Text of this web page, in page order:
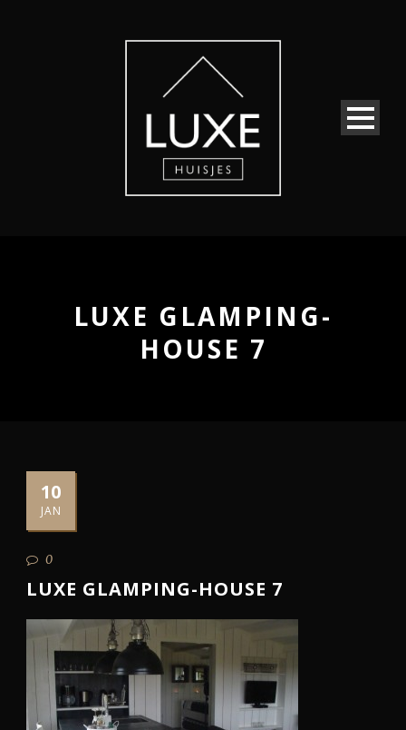
LUXE GLAMPING-
HOUSE 7
10
JAN
0
LUXE GLAMPING-HOUSE 7